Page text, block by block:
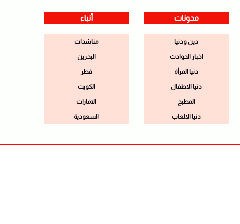
مدونات
دين ودنيا
اخبار الحوادث
دنيا المرأة
دنيا الاطفال
المطبخ
دنيا الالعاب
أنباء
مناشدات
البحرين
قطر
الكويت
الامارات
السعودية